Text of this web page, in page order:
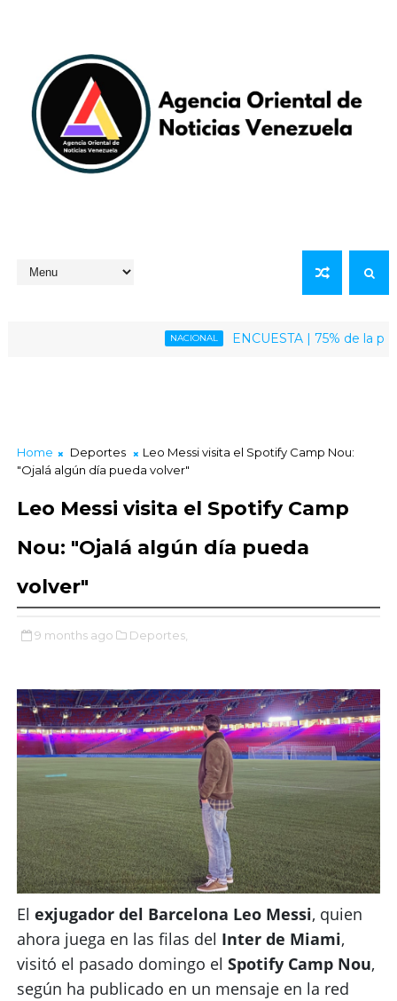
NACIONAL ENCUESTA | 75% de la
Home Deportes
Leo Messi visita el Spotify Camp Nou:
"Ojalá algún día pueda volver"
Leo Messi visita el Spotify Camp
Nou: "Ojalá algún día pueda
volver"
9 months ago Deportes,
El exjugador del Barcelona Leo Messi, quien
ahora juega en las filas del Inter de Miami,
visitó el pasado domingo el Spotify Camp Nou,
según ha publicado en un mensaje en la red